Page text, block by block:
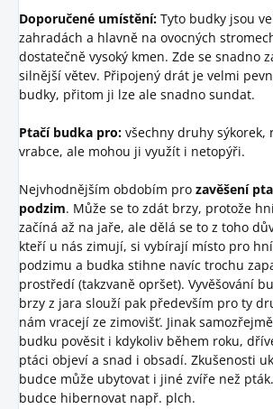
Doporučené umístění: Tyto budky jsou
zahradách a hlavně na ovocných
dostatečně vysoký kmen. Zde se snadno
silnější větev. Připojený drát je velmi
budky, přitom ji lze ale snadno sundat.
Ptačí budka pro: všechny druhy sýkorek,
vrabce, ale mohou ji využít i netopýři.
Nejvhodnějším obdobím pro zavěšení
podzim. Může se to zdát brzy, protože
začíná až na jaře, ale dělá se to z toho
kteří u nás zimují, si vybírají místo pro
podzimu a budka stihne navíc trochu
prostředí (takzvaně opršet). Vyvěšování
brzy z jara slouží pak především pro ty
nám vracejí ze zimovišť. Jinak
budku pověsit i kdykoliv během roku,
ptáci objeví a snad i obsadí. Zkušenosti
budce může ubytovat i jiné zvíře než
budce hibernovat např. plch.